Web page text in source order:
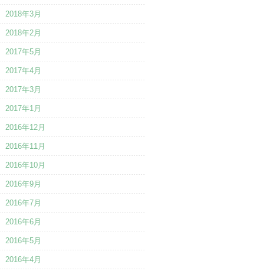
2018年3月
2018年2月
2017年5月
2017年4月
2017年3月
2017年1月
2016年12月
2016年11月
2016年10月
2016年9月
2016年7月
2016年6月
2016年5月
2016年4月